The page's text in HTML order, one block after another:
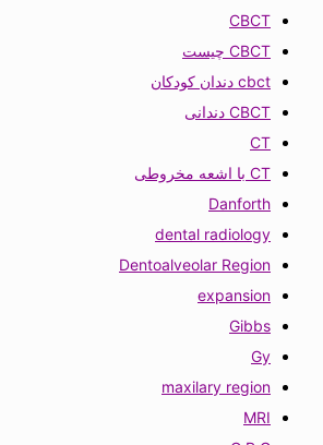
CBCT
CBCT چیست
cbct دندان کودکان
CBCT دندانی
CT
CT با اشعه مخروطی
Danforth
dental radiology
Dentoalveolar Region
expansion
Gibbs
Gy
maxilary region
MRI